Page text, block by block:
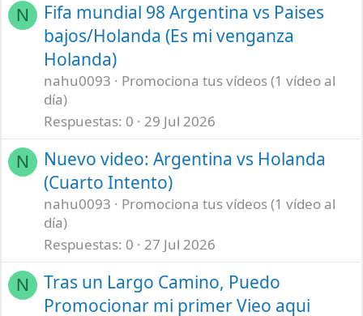
N
Fifa mundial 98 Argentina vs Paises
bajos/Holanda (Es mi venganza
Holanda)
nahu0093
Promociona tus vídeos (1 vídeo al
día)
Respuestas 0 29 Jul 2026
N
Nuevo video: Argentina vs Holanda
(Cuarto Intento)
nahu0093
Promociona tus vídeos (1 vídeo al
día)
Respuestas 0 27 Jul 2026
N
Tras un Largo Camino, Puedo
Promocionar mi primer Vieo aqui